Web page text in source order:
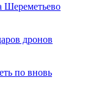
Шереметьево
дронов
по вновь